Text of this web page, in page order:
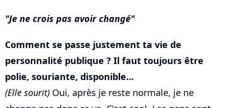
Je ne crois pas avoir changé
Comment se passe justement ta vie de
personnalité publique ? Il faut toujours être
polie, souriante, disponible...
(Elle sourit) Oui, après je reste normale, je ne